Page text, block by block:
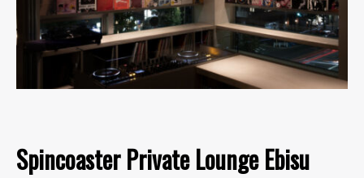
Spincoaster Private Lounge Ebisu